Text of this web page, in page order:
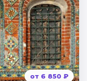
от 6 850 ₽